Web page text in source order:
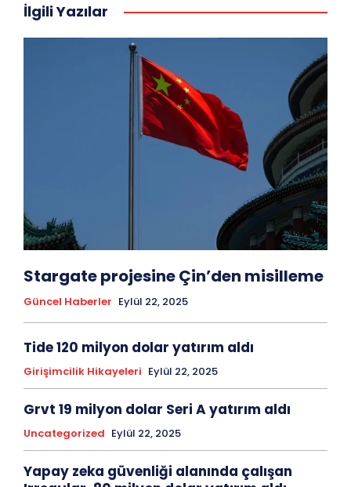
İlgili Yazılar
Stargate projesine Çin’den misilleme
Güncel Haberler Eylül 22, 2025
Tide 120 milyon dolar yatırım aldı
Girişimcilik Hikayeleri Eylül 22, 2025
Grvt 19 milyon dolar Seri A yatırım aldı
Uncategorized Eylül 22, 2025
Yapay zeka güvenliği alanında çalışan